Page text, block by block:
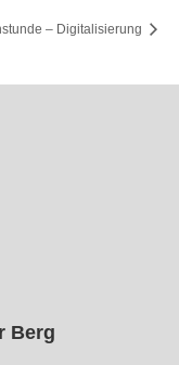
– Digitalisierung
Berg